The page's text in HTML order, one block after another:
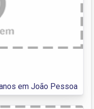
em João Pessoa